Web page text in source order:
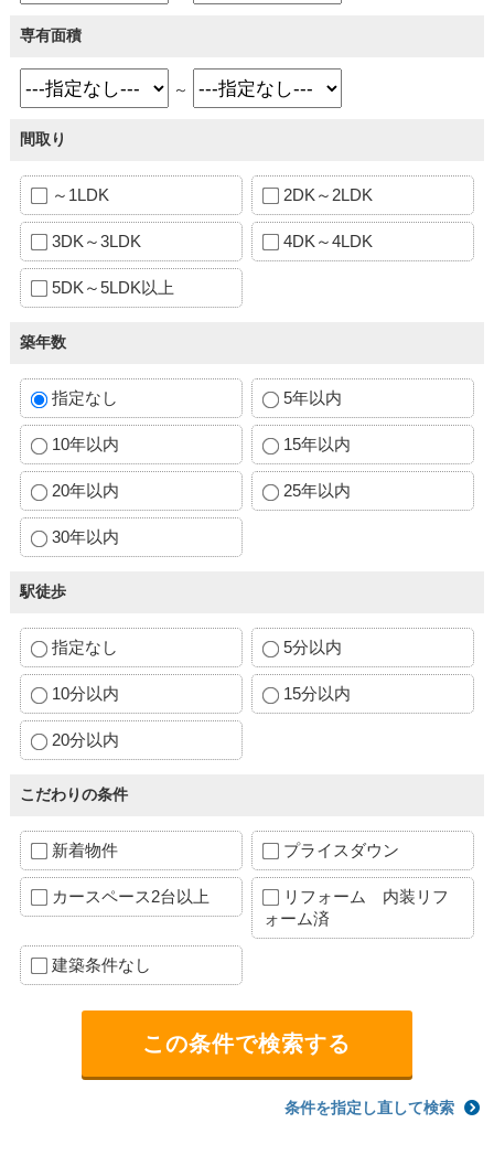
専有面積
～
間取り
～1LDK 2DK～2LDK
3DK～3LDK 4DK～4LDK
5DK～5LDK以上
築年数
指定なし 5年以内
10年以内 15年以内
20年以内 25年以内
30年以内
駅徒歩
指定なし 5分以内
10分以内 15分以内
20分以内
こだわりの条件
新着物件 プライスダウン
カースペース2台以上
リフォーム 内装リフ
ォーム済
建築条件なし
条件を指定し直して検索